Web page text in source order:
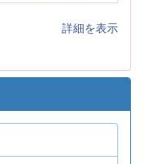
詳細を表示